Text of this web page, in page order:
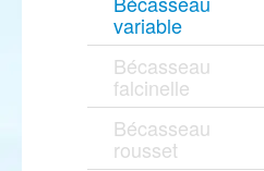
variable
Bécasseau
falcinelle
Bécasseau
rousset